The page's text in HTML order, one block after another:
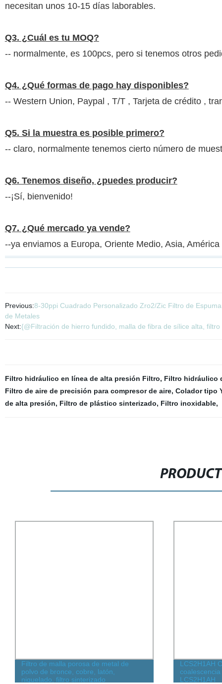
necesitan unos 10-15 días laborables.
Q3. ¿Cuál es tu MOQ?
-- normalmente, es 100pcs, pero si tenemos otros
Q4. ¿Qué formas de pago hay disponibles?
-- Western Union, Paypal , T/T , Tarjeta de crédito ,
Q5. Si la muestra es posible primero?
-- claro, normalmente tenemos cierto número de
Q6. Tenemos diseño, ¿puedes producir?
--¡Sí, bienvenido!
Q7. ¿Qué mercado ya vende?
--ya enviamos a Europa, Oriente Medio, Asia,
Previous:8-30ppi Cuadrado Personalizado Zro2/Zic Filtro de
de Metales
Next:{@Filtración de hierro fundido, malla de fibra de sílice alta,
Filtro hidráulico en línea de alta presión Filtro, Filtro hidráulico
Filtro de aire de precisión para compresor de aire, Colador tipo
de alta presión, Filtro de plástico sinterizado, Filtro inoxidable,
Filtro de malla porosa de metal de
polvo de bronce, cobre, latón,
niquelado, filtro sinterizado
LCS2H1AH
LCS2H1AH